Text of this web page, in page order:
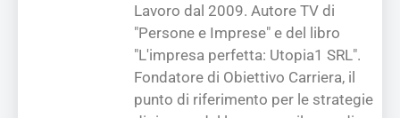
Lavoro dal 2009. Autore TV di
"Persone e Imprese" e del libro
"L'impresa perfetta: Utopia1 SRL".
Fondatore di Obiettivo Carriera, il
punto di riferimento per le strategie